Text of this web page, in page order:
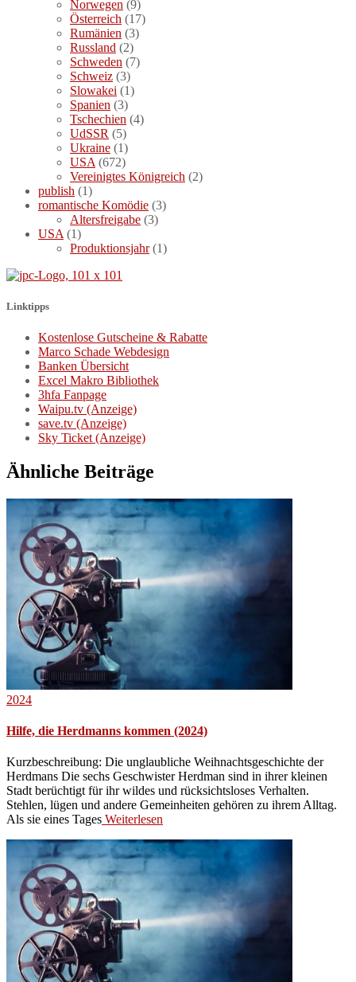
Norwegen (9)
Österreich (17)
Rumänien (3)
Russland (2)
Schweden (7)
Schweiz (3)
Slowakei (1)
Spanien (3)
Tschechien (4)
UdSSR (5)
Ukraine (1)
USA (672)
Vereinigtes Königreich (2)
publish (1)
romantische Komödie (3)
Altersfreigabe (3)
USA (1)
Produktionsjahr(1)
Linktipps
Kostenlose Gutscheine & Rabatte
Marco Schade Webdesign
Banken Übersicht
Excel Makro Bibliothek
3hfa Fanpage
Waipu.tv (Anzeige)
save.tv (Anzeige)
Sky Ticket (Anzeige)
Ähnliche Beiträge
2024
Hilfe, die Herdmanns kommen (2024)
Kurzbeschreibung: Die unglaubliche Weihnachtsgeschichte der
Herdmans Die sechs Geschwister Herdman sind in ihrer kleinen
Stadt berüchtigt für ihr wildes und rücksichtsloses Verhalten.
Stehlen, lügen und andere Gemeinheiten gehören zu ihrem Alltag.
Als sie eines Tages Weiterlesen